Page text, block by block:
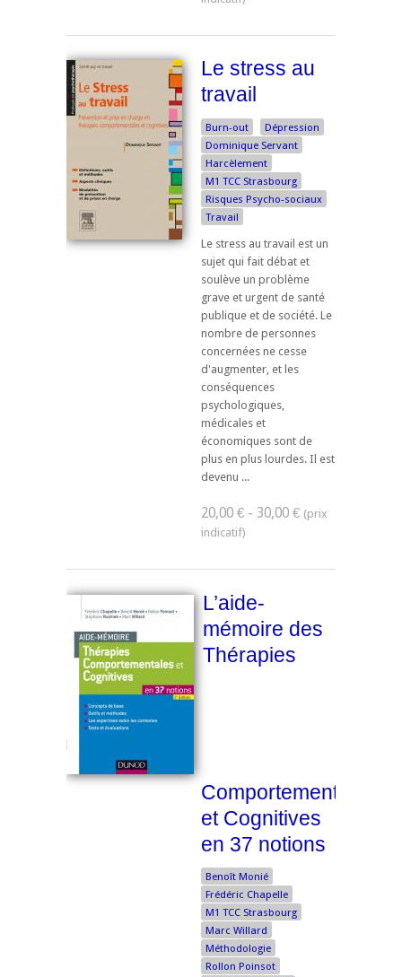
Le stress au
travail
Burn-out
Dépression
Dominique Servant
Harcèlement
M1 TCC Strasbourg
Risques Psycho-sociaux
Travail
Le stress au travail est un
sujet qui fait débat et
soulève un problème
grave et urgent de santé
publique et de société. Le
nombre de personnes
concernées ne cesse
d'augmenter, et les
conséquences
psychologiques,
médicales et
économiques sont de
plus en plus lourdes. Il est
devenu ...
20,00 € - 30,00 €
L’aide-
mémoire des
Thérapies
Comportementales
et Cognitives
en 37 notions
Benoît Monié
Frédéric Chapelle
M1 TCC Strasbourg
Marc Willard
Méthodologie
Rollon Poinsot